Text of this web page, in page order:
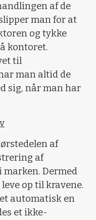
af de
man for at
og tykke
kontoret.
til
man altid de
sig, når man har
af
af
Dermed
op til kravene.
automatisk en
et ikke-